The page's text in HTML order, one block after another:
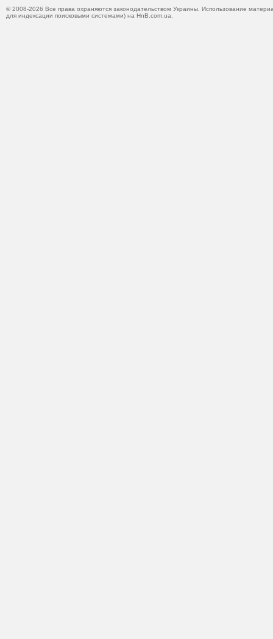
© 2008-2026 Все права охраняются законодательством Украины. Использование
для индексации поисковыми системами) на HnB.com.ua.